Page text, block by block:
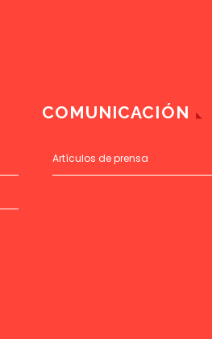
COMUNICACIÓN
Artículos de prensa